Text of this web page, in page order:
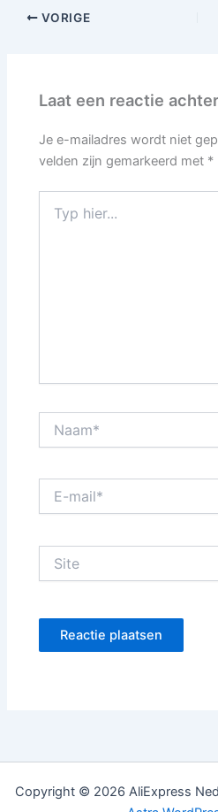
VORIGE
Laat een reactie achter
Je e-mailadres wordt niet
velden zijn gemarkeerd met *
hier...
mail*
Copyright © 2026 AliExpress